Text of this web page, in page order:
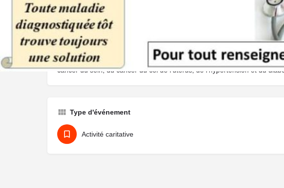
Description
Sous le parrainage du Dr Assebouya , Le centre médical sœurs filles de
Camille de Dassasgho (Ouagadougou) organise une journée de
cancer du sein, du cancer du col de l'utérus, de l'hypertension et du
Type d'événement
Activité caritative